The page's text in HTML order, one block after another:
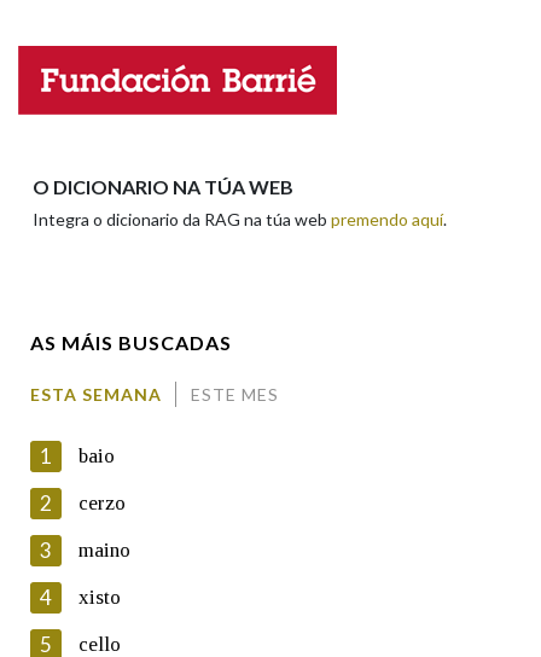
Nome
En cumprimento da normativa vixente en materia de
Protección de Datos de Carácter Persoal, a Real Academia
Galega informa a aqueles usuarios que faciliten o seu correo
electrónico, así como calquera outra información de carácter
O DICIONARIO NA TÚA WEB
Integra o dicionario da RAG na túa web premendo aquí.
AS MÁIS BUSCADAS
ESTA SEMANA ESTE MES
1 baio
2 cerzo
3 maino
4 xisto
5 cello